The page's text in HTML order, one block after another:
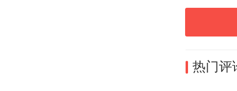
在目的
并行火
东北、
睐；
热门评